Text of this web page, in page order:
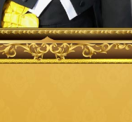
ต ธรรมประจำจิต ประธ
“THAILAND TOP CEO